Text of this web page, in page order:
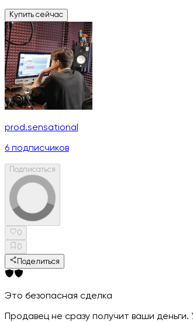
Купить сейчас
prod.sensational
6 подписчиков
Подписаться
0
0
Поделиться
Это безопасная сделка
Продавец не сразу получит ваши